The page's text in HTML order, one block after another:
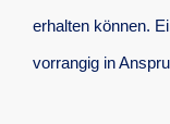
erhalten können.
vorrangig in